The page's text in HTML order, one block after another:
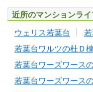
近所のマンションラ
ウェリス若葉台
若葉台ワルツの杜Ｄ棟
若葉台ワーズワース
若葉台ワーズワース